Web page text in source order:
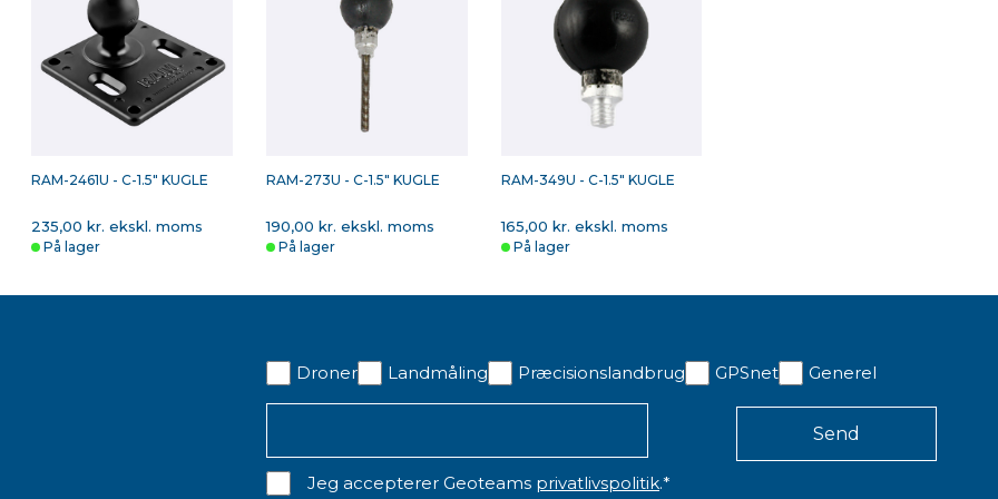
RAM-2461U - C-1.5" KUGLE
235,00 kr. ekskl. moms
På lager
RAM-273U - C-1.5" KUGLE
190,00 kr. ekskl. moms
På lager
RAM-349U - C-1.5" KUGLE
165,00 kr. ekskl. moms
På lager
Droner Landmåling Præcisionslandbrug GPSnet Generel
Jeg accepterer Geoteams privatlivspolitik.*